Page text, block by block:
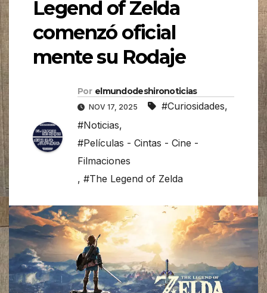
Legend of Zelda
comenzó oficial
mente su Rodaje
Por elmundodeshironoticias
NOV 17, 2025 #Curiosidades,
#Noticias,
#Películas - Cintas - Cine -
Filmaciones
, #The Legend of Zelda